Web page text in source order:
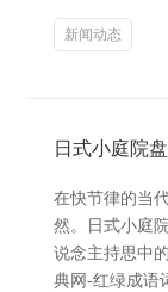
新闻动态
日式小庭院
在快节律的当
然。日式小庭
说念主持思中
典网-红绿成语